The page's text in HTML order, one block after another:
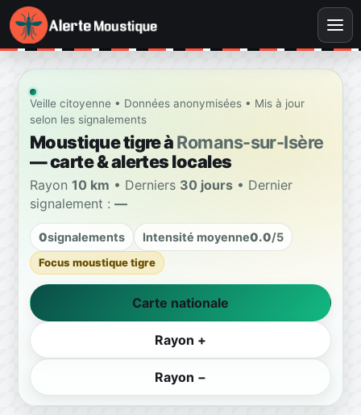
Veille citoyenne • Données anonymisées • Mis à jour
selon les signalements
Moustique tigre àRomans-sur-Isère
— carte & alertes locales
Rayon 10 km • Derniers 30 jours • Dernier
signalement : —
0signalements Intensité moyenne0.0/5
Focus moustique tigre
Carte nationale
Rayon +
Rayon −